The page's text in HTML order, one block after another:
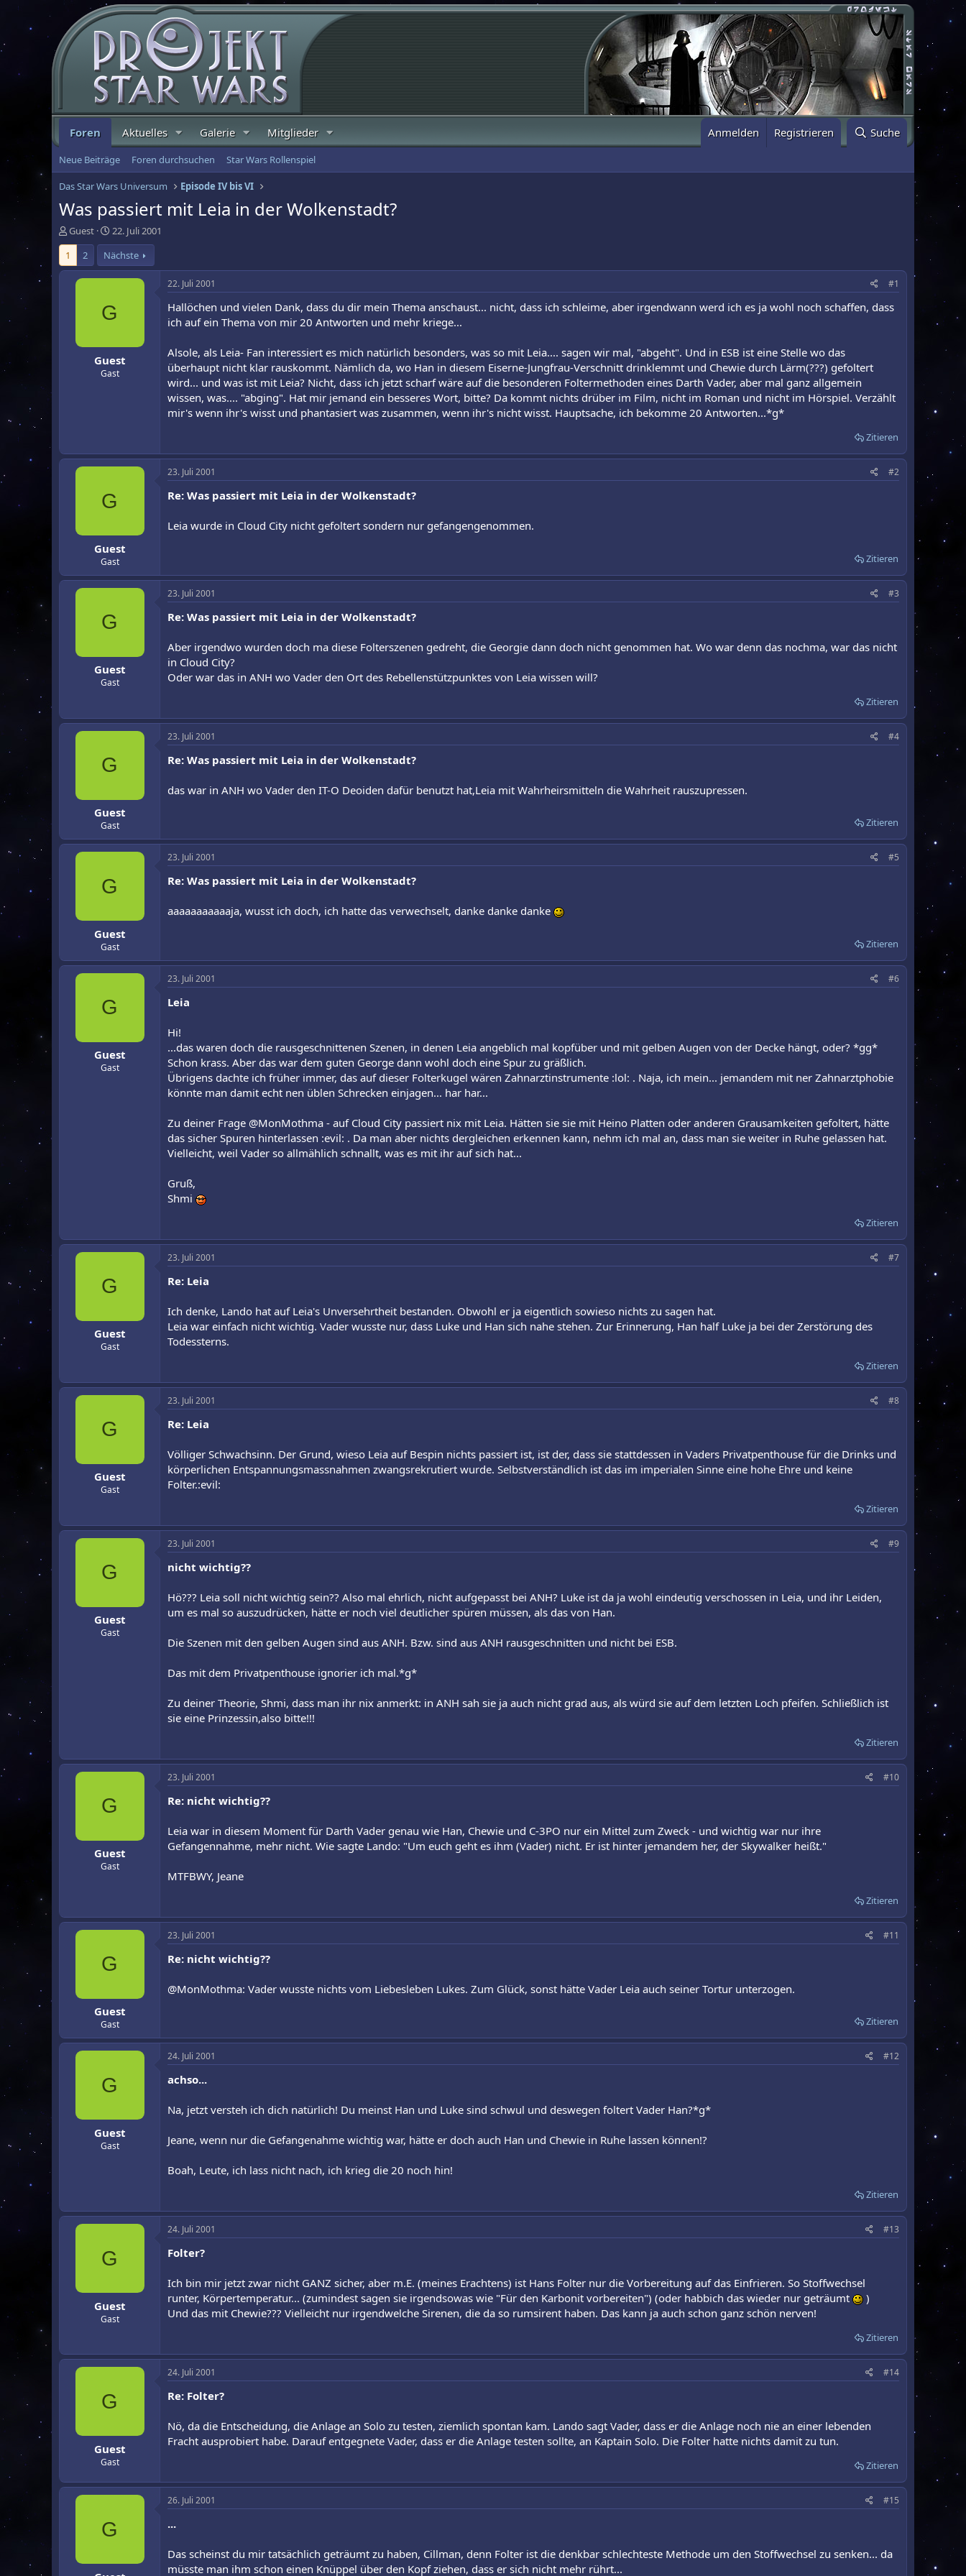
Foren Aktuelles Galerie Mitglieder Anmelden Registrieren Suche
Neue Beiträge Foren durchsuchen Star Wars Rollenspiel
Das Star Wars Universum Episode IV bis VI
Was passiert mit Leia in der Wolkenstadt?
E
r
s
t
Guest
E
r
s
t
e
l
t
m
22. Juli 2001
1
2 Nächste
G
Guest
Gast
22. Juli 2001 #1
Hallöchen und vielen Dank, dass du dir mein Thema anschaust... nicht, dass ich schleime, aber irgendwann werd ich es ja wohl noch schaffen, dass
ich auf ein Thema von mir 20 Antworten und mehr kriege...
Alsole, als Leia- Fan interessiert es mich natürlich besonders, was so mit Leia.... sagen wir mal, "abgeht". Und in ESB ist eine Stelle wo das
überhaupt nicht klar rauskommt. Nämlich da, wo Han in diesem Eiserne-Jungfrau-Verschnitt drinklemmt und Chewie durch Lärm(???) gefoltert
wird... und was ist mit Leia? Nicht, dass ich jetzt scharf wäre auf die besonderen Foltermethoden eines Darth Vader, aber mal ganz allgemein
wissen, was.... "abging". Hat mir jemand ein besseres Wort, bitte? Da kommt nichts drüber im Film, nicht im Roman und nicht im Hörspiel. Verzählt
mir's wenn ihr's wisst und phantasiert was zusammen, wenn ihr's nicht wisst. Hauptsache, ich bekomme 20 Antworten...*g*
Zitieren
G
Guest
Gast
23. Juli 2001 #2
Re: Was passiert mit Leia in der Wolkenstadt?
Leia wurde in Cloud City nicht gefoltert sondern nur gefangengenommen.
Zitieren
G
Guest
Gast
23. Juli 2001 #3
Re: Was passiert mit Leia in der Wolkenstadt?
Aber irgendwo wurden doch ma diese Folterszenen gedreht, die Georgie dann doch nicht genommen hat. Wo war denn das nochma, war das nicht
in Cloud City?
Oder war das in ANH wo Vader den Ort des Rebellenstützpunktes von Leia wissen will?
Zitieren
G
Guest
Gast
23. Juli 2001 #4
Re: Was passiert mit Leia in der Wolkenstadt?
das war in ANH wo Vader den IT-O Deoiden dafür benutzt hat,Leia mit Wahrheirsmitteln die Wahrheit rauszupressen.
Zitieren
G
Guest
Gast
23. Juli 2001 #5
Re: Was passiert mit Leia in der Wolkenstadt?
aaaaaaaaaaaja, wusst ich doch, ich hatte das verwechselt, danke danke danke
Zitieren
G
Guest
Gast
23. Juli 2001 #6
Leia
Hi!
...das waren doch die rausgeschnittenen Szenen, in denen Leia angeblich mal kopfüber und mit gelben Augen von der Decke hängt, oder? *gg*
Schon krass. Aber das war dem guten George dann wohl doch eine Spur zu gräßlich.
Übrigens dachte ich früher immer, das auf dieser Folterkugel wären Zahnarztinstrumente :lol: . Naja, ich mein... jemandem mit ner Zahnarztphobie
könnte man damit echt nen üblen Schrecken einjagen... har har...
Zu deiner Frage @MonMothma - auf Cloud City passiert nix mit Leia. Hätten sie sie mit Heino Platten oder anderen Grausamkeiten gefoltert, hätte
das sicher Spuren hinterlassen :evil: . Da man aber nichts dergleichen erkennen kann, nehm ich mal an, dass man sie weiter in Ruhe gelassen hat.
Vielleicht, weil Vader so allmählich schnallt, was es mit ihr auf sich hat...
Gruß,
Shmi
Zitieren
G
Guest
Gast
23. Juli 2001 #7
Re: Leia
Ich denke, Lando hat auf Leia's Unversehrtheit bestanden. Obwohl er ja eigentlich sowieso nichts zu sagen hat.
Leia war einfach nicht wichtig. Vader wusste nur, dass Luke und Han sich nahe stehen. Zur Erinnerung, Han half Luke ja bei der Zerstörung des
Todessterns.
Zitieren
G
Guest
Gast
23. Juli 2001 #8
Re: Leia
Völliger Schwachsinn. Der Grund, wieso Leia auf Bespin nichts passiert ist, ist der, dass sie stattdessen in Vaders Privatpenthouse für die Drinks und
körperlichen Entspannungsmassnahmen zwangsrekrutiert wurde. Selbstverständlich ist das im imperialen Sinne eine hohe Ehre und keine
Folter.:evil:
Zitieren
G
Guest
Gast
23. Juli 2001 #9
nicht wichtig??
Hö??? Leia soll nicht wichtig sein?? Also mal ehrlich, nicht aufgepasst bei ANH? Luke ist da ja wohl eindeutig verschossen in Leia, und ihr Leiden,
um es mal so auszudrücken, hätte er noch viel deutlicher spüren müssen, als das von Han.
Die Szenen mit den gelben Augen sind aus ANH. Bzw. sind aus ANH rausgeschnitten und nicht bei ESB.
Das mit dem Privatpenthouse ignorier ich mal.*g*
Zu deiner Theorie, Shmi, dass man ihr nix anmerkt: in ANH sah sie ja auch nicht grad aus, als würd sie auf dem letzten Loch pfeifen. Schließlich ist
sie eine Prinzessin,also bitte!!!
Zitieren
G
Guest
Gast
23. Juli 2001 #10
Re: nicht wichtig??
Leia war in diesem Moment für Darth Vader genau wie Han, Chewie und C-3PO nur ein Mittel zum Zweck - und wichtig war nur ihre
Gefangennahme, mehr nicht. Wie sagte Lando: "Um euch geht es ihm (Vader) nicht. Er ist hinter jemandem her, der Skywalker heißt."
MTFBWY, Jeane
Zitieren
G
Guest
Gast
23. Juli 2001 #11
Re: nicht wichtig??
@MonMothma: Vader wusste nichts vom Liebesleben Lukes. Zum Glück, sonst hätte Vader Leia auch seiner Tortur unterzogen.
Zitieren
G
Guest
Gast
24. Juli 2001 #12
achso...
Na, jetzt versteh ich dich natürlich! Du meinst Han und Luke sind schwul und deswegen foltert Vader Han?*g*
Jeane, wenn nur die Gefangenahme wichtig war, hätte er doch auch Han und Chewie in Ruhe lassen können!?
Boah, Leute, ich lass nicht nach, ich krieg die 20 noch hin!
Zitieren
G
Guest
Gast
24. Juli 2001 #13
Folter?
Ich bin mir jetzt zwar nicht GANZ sicher, aber m.E. (meines Erachtens) ist Hans Folter nur die Vorbereitung auf das Einfrieren. So Stoffwechsel
runter, Körpertemperatur... (zumindest sagen sie irgendsowas wie "Für den Karbonit vorbereiten") (oder habbich das wieder nur geträumt
)
Und das mit Chewie??? Vielleicht nur irgendwelche Sirenen, die da so rumsirent haben. Das kann ja auch schon ganz schön nerven!
Zitieren
G
Guest
Gast
24. Juli 2001 #14
Re: Folter?
Nö, da die Entscheidung, die Anlage an Solo zu testen, ziemlich spontan kam. Lando sagt Vader, dass er die Anlage noch nie an einer lebenden
Fracht ausprobiert habe. Darauf entgegnete Vader, dass er die Anlage testen sollte, an Kaptain Solo. Die Folter hatte nichts damit zu tun.
Zitieren
G
26. Juli 2001 #15
...
Das scheinst du mir tatsächlich geträumt zu haben, Cillman, denn Folter ist die denkbar schlechteste Methode um den Stoffwechsel zu senken... da
müsste man ihm schon einen Knüppel über den Kopf ziehen, dass er sich nicht mehr rührt...